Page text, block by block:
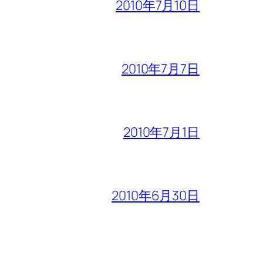
2010年7月10日
2010年7月7日
2010年7月1日
2010年6月30日